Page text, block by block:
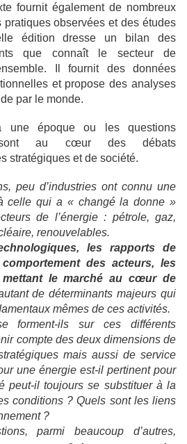
fournit également de nombreux
observées et des études
édition dresse un bilan des
que connaît le secteur de
Il fournit des données
et propose des analyses
par le monde.
époque ou les questions
sont au cœur des débats
stratégiques et de société.
peu d’industries ont connu une
celle qui a « changé la donne »
de l’énergie : pétrole, gaz,
renouvelables.
les rapports de
des acteurs, les
le marché au cœur de
de déterminants majeurs qui
mêmes de ces activités.
forment-ils sur ces différents
compte des deux dimensions de
mais aussi de service
une énergie est-il pertinent pour
peut-il toujours se substituer à la
conditions ? Quels sont les liens
?
parmi beaucoup d’autres,